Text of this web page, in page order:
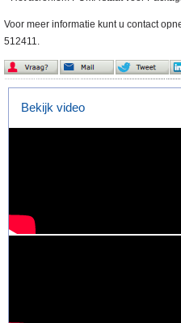
Voor meer informatie kunt u contact
512411.
Bekijk video